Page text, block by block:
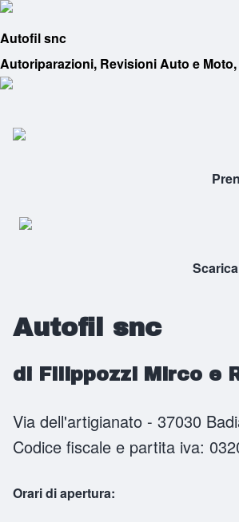
Skip to header
Skip to main navigation
Autofil snc
Autoriparazioni, Revisioni Auto e
Autofil snc
di Filippozzi Mirco e
Via dell'artigianato - 37030
Codice fiscale e partita iva:
Orari di apertura: